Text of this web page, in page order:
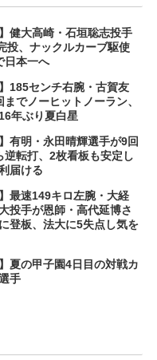
健大高崎・石垣聡志投手
投、ナックルカーブ駆使
日本一へ
185センチ右腕・古賀友
でノーヒットノーラン、
年ぶり夏白星
有明・永田晴輝選手が9回
逆転打、2枚看板も安定し
届ける
最速149キロ左腕・大経
投手が恩師・高代延博さ
登板、法大に5失点し気を
夏の甲子園4日目の対戦カ
手